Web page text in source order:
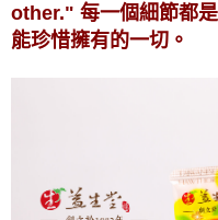
other." 每一個細節都
能珍惜擁有的一切。